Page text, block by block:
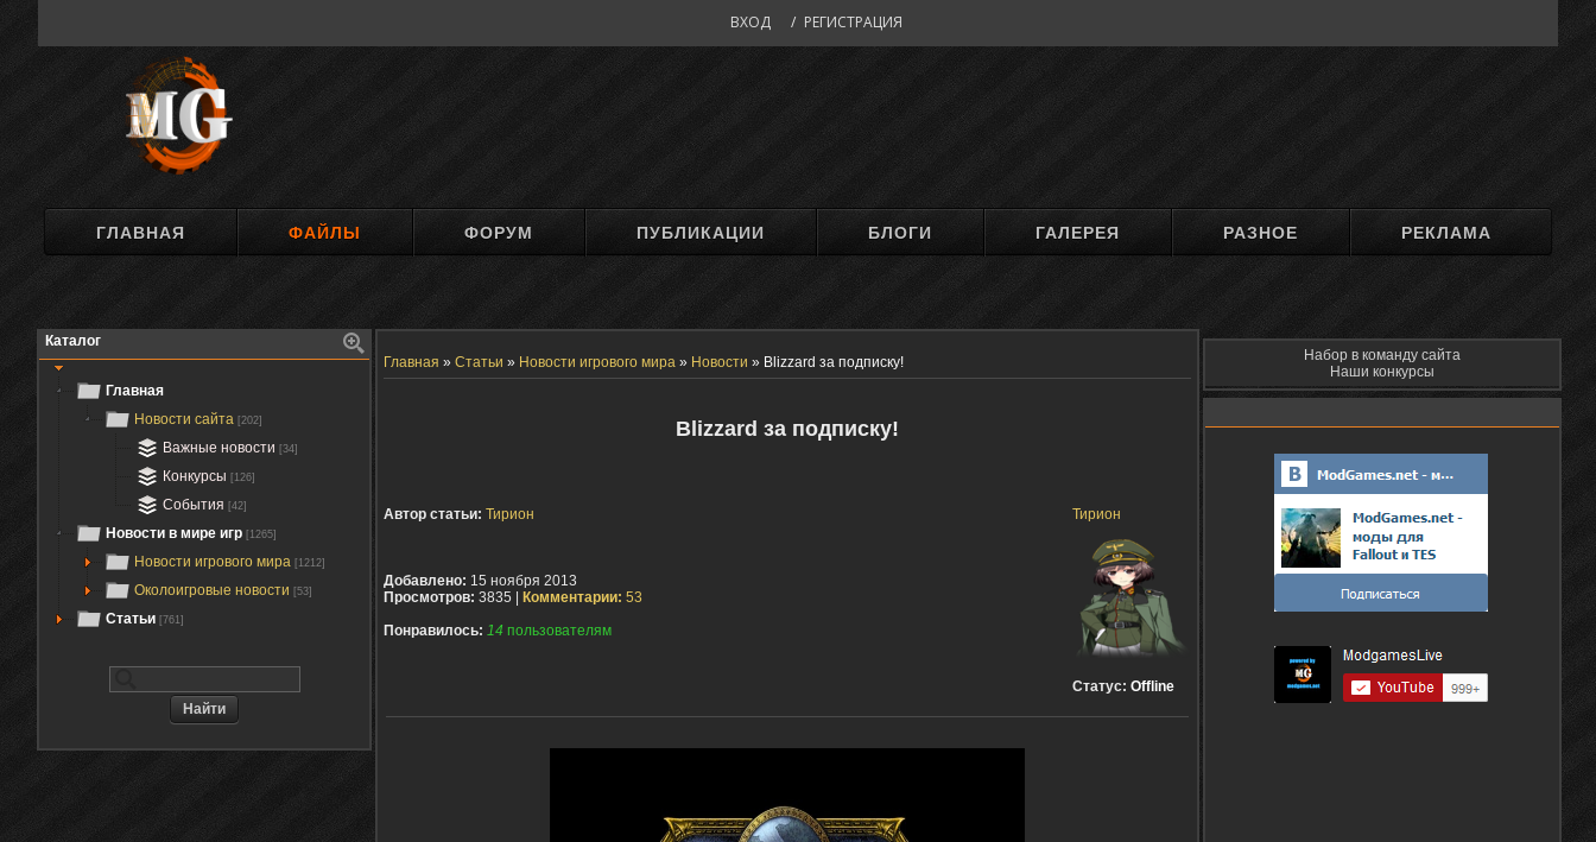
ВХОД / РЕГИСТРАЦИЯ
ГЛАВНАЯ ФАЙЛЫ ФОРУМ ПУБЛИКАЦИИ БЛОГИ ГАЛЕРЕЯ РАЗНОЕ РЕКЛАМА
Каталог
Главная
Новости сайта [202]
Важные новости [34]
Конкурсы [126]
События [42]
Новости в мире игр [1265]
Новости игрового мира [1212]
Околоигровые новости [53]
Статьи [761]
Главная » Статьи » Новости игрового мира » Новости » Blizzard за подписку!
Blizzard за подписку!
Тирион
Статус: Offline
Автор статьи: Тирион
Добавлено: 15 ноября 2013
Просмотров: 3835 | Комментарии: 53
Понравилось: 14 пользователям
Набор в команду сайта
Наши конкурсы